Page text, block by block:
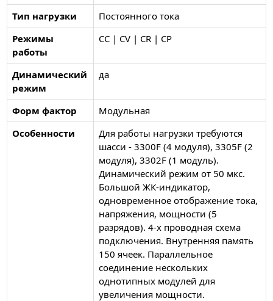
Тип нагрузки
Постоянного тока
Режимы
работы
CC | CV | CR | CP
Динамический
режим
да
Форм фактор
Модульная
Особенности
Для работы нагрузки требуются
шасси - 3300F (4 модуля), 3305F (2
модуля), 3302F (1 модуль).
Динамический режим от 50 мкс.
Большой ЖК-индикатор,
одновременное отображение тока,
напряжения, мощности (5
разрядов). 4-х проводная схема
подключения. Внутренняя память
150 ячеек. Параллельное
соединение нескольких
однотипных модулей для
увеличения мощности.